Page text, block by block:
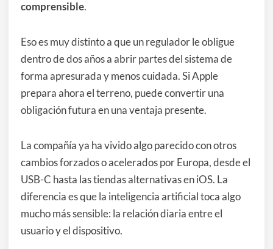
comprensible.
Eso es muy distinto a que un regulador le obligue
dentro de dos años a abrir partes del sistema de
forma apresurada y menos cuidada. Si Apple
prepara ahora el terreno, puede convertir una
obligación futura en una ventaja presente.
La compañía ya ha vivido algo parecido con otros
cambios forzados o acelerados por Europa, desde el
USB-C hasta las tiendas alternativas en iOS. La
diferencia es que la inteligencia artificial toca algo
mucho más sensible: la relación diaria entre el
usuario y el dispositivo.